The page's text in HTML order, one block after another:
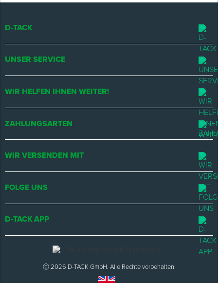
D-TACK
UNSER SERVICE
WIR HELFEN IHNEN WEITER!
ZAHLUNGSARTEN
WIR VERSENDEN MIT
FOLGE UNS
D-TACK APP
Ⓒ 2026 D-TACK GmbH. Alle Rechte vorbehalten.